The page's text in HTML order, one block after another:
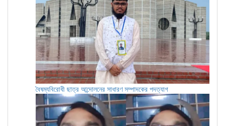
বৈষম্যবিরোধী ছাত্র আন্দোলনের সাধারণ সম্পাদকের পদত্যাগ